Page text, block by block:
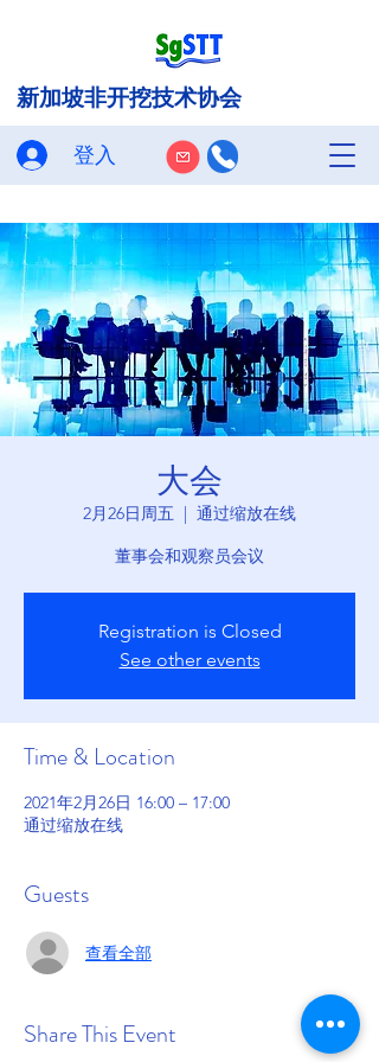
登入
新加坡非开挖技术协会
大会
2月26日周五
  |
通过缩放在线
董事会和观察员会议
Registration is Closed
See other events
Time & Location
2021年2月26日 16:00 – 17:00
通过缩放在线
Guests
查看全部
Share This Event